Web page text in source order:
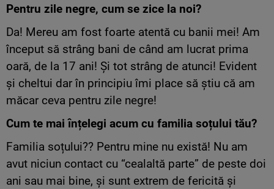
Pentru zile negre, cum se zice la noi?
Da! Mereu am fost foarte atentă cu banii mei! Am
început să strâng bani de când am lucrat prima
oară, de la 17 ani! Și tot strâng de atunci! Evident
și cheltui dar în principiu îmi place să știu că am
măcar ceva pentru zile negre!
Cum te mai înțelegi acum cu familia soțului tău?
Familia soțului?? Pentru mine nu există! Nu am
avut niciun contact cu “cealaltă parte” de peste doi
ani sau mai bine, și sunt extrem de fericită și